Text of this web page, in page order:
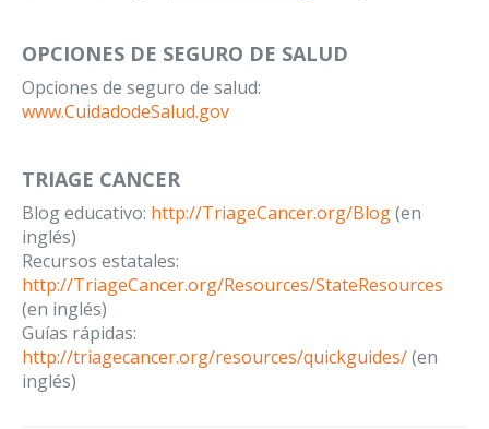
OPCIONES DE SEGURO DE SALUD
Opciones de seguro de salud:
www.CuidadodeSalud.gov
TRIAGE CANCER
Blog educativo: http://TriageCancer.org/Blog(en
inglés)
Recursos estatales:
http://TriageCancer.org/Resources/StateResources
(en inglés)
Guías rápidas:
http://triagecancer.org/resources/quickguides/(en
inglés)